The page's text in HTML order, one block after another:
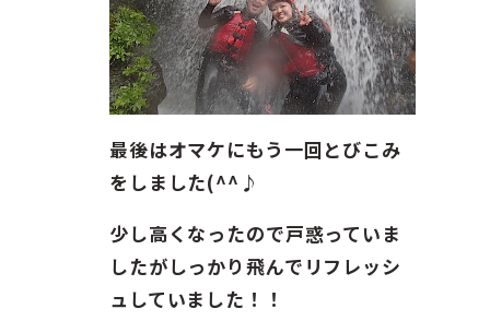
最後はオマケにもう一回とびこみ
をしました(^^♪
少し高くなったので戸惑っていま
したがしっかり飛んでリフレッシ
ュしていました！！